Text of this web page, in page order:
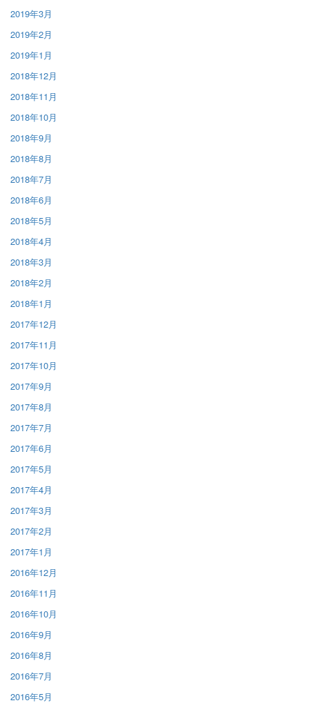
2019年3月
2019年2月
2019年1月
2018年12月
2018年11月
2018年10月
2018年9月
2018年8月
2018年7月
2018年6月
2018年5月
2018年4月
2018年3月
2018年2月
2018年1月
2017年12月
2017年11月
2017年10月
2017年9月
2017年8月
2017年7月
2017年6月
2017年5月
2017年4月
2017年3月
2017年2月
2017年1月
2016年12月
2016年11月
2016年10月
2016年9月
2016年8月
2016年7月
2016年5月